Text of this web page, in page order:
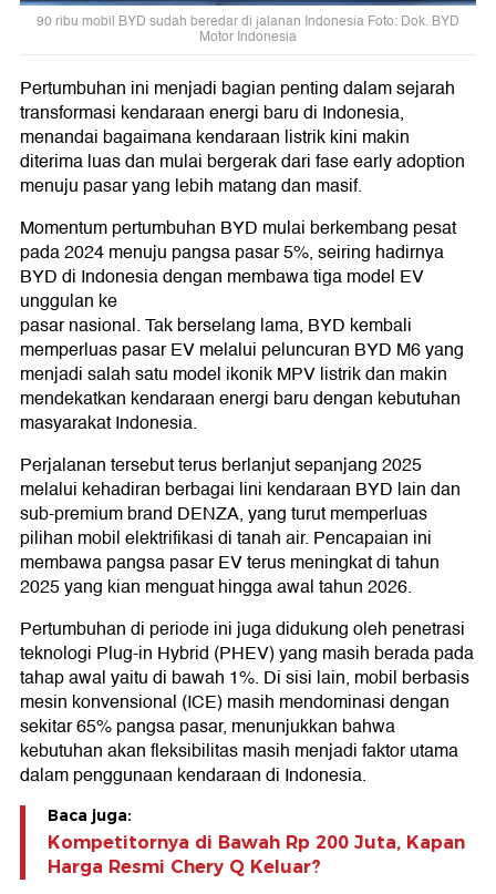
90 ribu mobil BYD sudah beredar di jalanan Indonesia Foto: Dok. BYD
Motor Indonesia
Pertumbuhan ini menjadi bagian penting dalam sejarah
transformasi kendaraan energi baru di Indonesia,
menandai bagaimana kendaraan listrik kini makin
diterima luas dan mulai bergerak dari fase early adoption
menuju pasar yang lebih matang dan masif.
Momentum pertumbuhan BYD mulai berkembang pesat
pada 2024 menuju pangsa pasar 5%, seiring hadirnya
BYD di Indonesia dengan membawa tiga model EV
unggulan ke
pasar nasional. Tak berselang lama, BYD kembali
memperluas pasar EV melalui peluncuran BYD M6 yang
menjadi salah satu model ikonik MPV listrik dan makin
mendekatkan kendaraan energi baru dengan kebutuhan
masyarakat Indonesia.
Perjalanan tersebut terus berlanjut sepanjang 2025
melalui kehadiran berbagai lini kendaraan BYD lain dan
sub-premium brand DENZA, yang turut memperluas
pilihan mobil elektrifikasi di tanah air. Pencapaian ini
membawa pangsa pasar EV terus meningkat di tahun
2025 yang kian menguat hingga awal tahun 2026.
Pertumbuhan di periode ini juga didukung oleh penetrasi
teknologi Plug-in Hybrid (PHEV) yang masih berada pada
tahap awal yaitu di bawah 1%. Di sisi lain, mobil berbasis
mesin konvensional (ICE) masih mendominasi dengan
sekitar 65% pangsa pasar, menunjukkan bahwa
kebutuhan akan fleksibilitas masih menjadi faktor utama
dalam penggunaan kendaraan di Indonesia.
Baca juga:
Kompetitornya di Bawah Rp 200 Juta, Kapan
Harga Resmi Chery Q Keluar?